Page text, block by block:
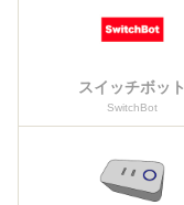
スイッチボット
SwitchBot